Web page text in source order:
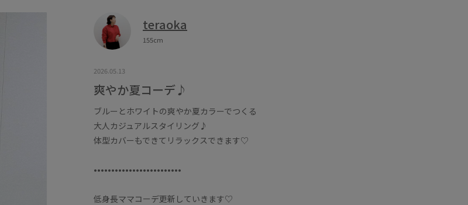
teraoka
155cm
2026.05.13
爽やか夏コーデ♪
ブルーとホワイトの爽やか夏カラーでつくる
大人カジュアルスタイリング♪
体型カバーもできてリラックスできます♡
•••••••••••••••••••••••••
低身長ママコーデ更新していきます♡